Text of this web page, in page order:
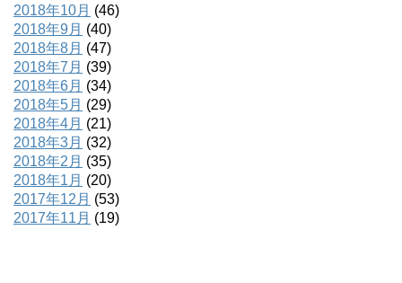
2018年10月 (46)
2018年9月 (40)
2018年8月 (47)
2018年7月 (39)
2018年6月 (34)
2018年5月 (29)
2018年4月 (21)
2018年3月 (32)
2018年2月 (35)
2018年1月 (20)
2017年12月 (53)
2017年11月 (19)